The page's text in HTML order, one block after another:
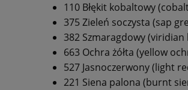
110 Błękit kobaltowy
375 Zieleń soczysta (sap
382 Szmaragdowy (viridian
663 Ochra żółta (yellow
527 Jasnoczerwony (light
221 Siena palona (burnt